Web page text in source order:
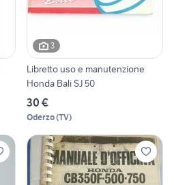
3
Libretto uso e manutenzione
Honda Bali SJ 50
30 €
Oderzo(TV)